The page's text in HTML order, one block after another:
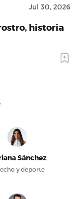
Jul 30, 2026
historia
Sánchez
y deporte